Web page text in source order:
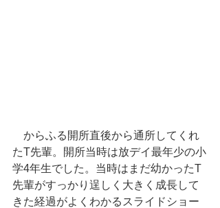
からふる開所直後から通所してくれ
たT先輩。開所当時は放デイ最年少の小
学4年生でした。当時はまだ幼かったT
先輩がすっかり逞しく大きく成長して
きた経過がよくわかるスライドショー